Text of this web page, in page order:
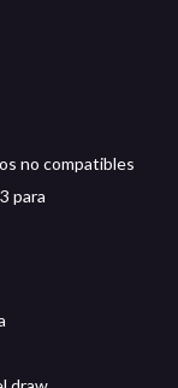
no compatibles
para